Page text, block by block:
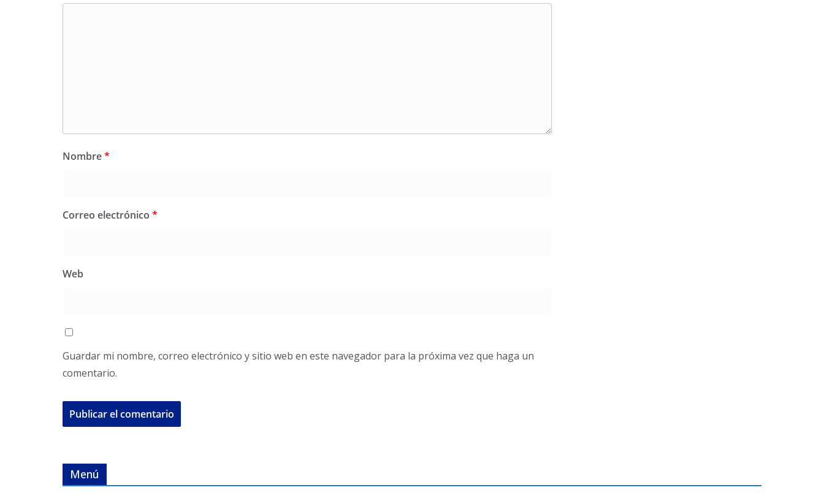
Nombre*
Correo electrónico *
Web
Guardar mi nombre, correo electrónico y sitio web en este navegador para la próxima vez que haga un
comentario.
Menú